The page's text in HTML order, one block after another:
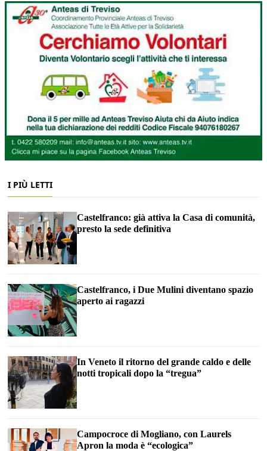
I PIÙ LETTI
Castelfranco: già attiva la Casa di comunità,
presto la sede definitiva
Castelfranco, i Due Mulini diventano spazio
aperto ai ragazzi
In Veneto il ritorno del grande caldo e delle
notti tropicali dopo la “tregua”
Campocroce di Mogliano, con Laurels
Apron la moda è “ecologica”